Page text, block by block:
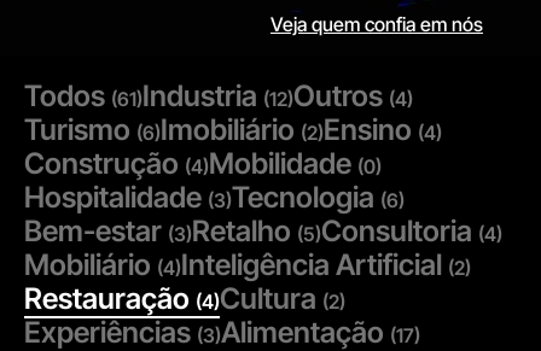
Veja quem confia em nós
Todos (61)Industria (12)Outros (4)
Turismo (6)Imobiliário (2)Ensino (4)
Construção (4)Mobilidade (0)
Hospitalidade (3)Tecnologia (6)
Bem-estar (3)Retalho (5)Consultoria (4)
Mobiliário (4)Inteligência Artificial (2)
Restauração (4)Cultura (2)
Experiências (3)Alimentação (17)